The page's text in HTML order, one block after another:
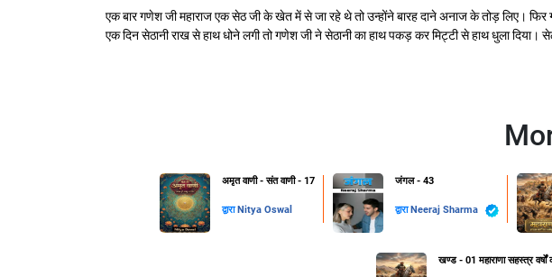
एक बार गणेश जी महाराज एक सेठ जी के खेत में से जा रहे थे तो उन्होंने बारह दाने अनाज के तोड़ लिए।
एक दिन सेठानी राख से हाथ धोने लगी तो गणेश जी ने सेठानी का हाथ पकड़ कर मिट्टी से हाथ धुला
अमृत वाणी - संत वाणी - 17
द्वारा Nitya Oswal
जंगल - 43
द्वारा Neeraj Sharma
खण्ड - 01 महाराणा सहस्त्र वर्षों